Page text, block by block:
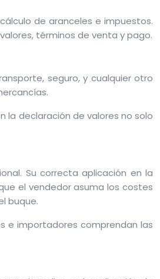
de aranceles e impuestos.
términos de venta y pago.
seguro, y cualquier otro
la declaración de valores no solo
Su correcta aplicación en la
el vendedor asuma los costes
buque.
e importadores comprendan las